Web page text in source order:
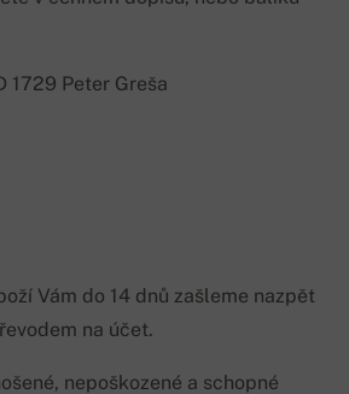
1729 Peter Greša
Vám do 14 dnů zašleme nazpět
na účet.
nepoškozené a schopné